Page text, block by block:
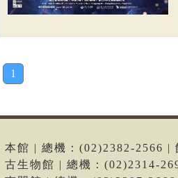
1
本館 | 總機：(02)2382-2566 |
古生物館 | 總機：(02)2314-